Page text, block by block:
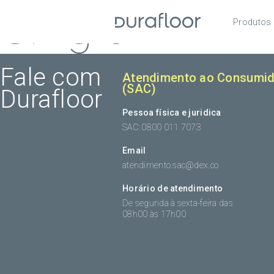
Produtos
Single
Fale com
Durafloor
Atendimento ao
(SAC)
Pessoa física e juridica
SAC: 0800 011 7073
Email
atendimento.sac@dex.co
Horário de atendimento
De segunda à sexta-feira das
08h00 às 17h00